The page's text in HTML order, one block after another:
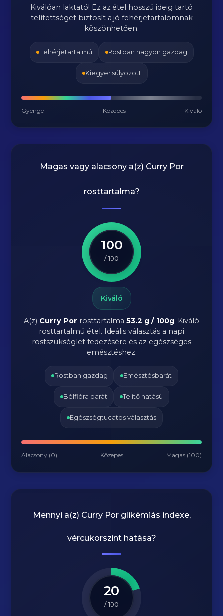
Kiválóan laktató! Ez az étel hosszú ideig tartó
telítettséget biztosít a jó fehérjetartalomnak
köszönhetően.
Fehérjetartalmú Rostban nagyon gazdag
Kiegyensúlyozott
Gyenge Közepes Kiváló
Magas vagy alacsony a(z) Curry Por
rosttartalma?
100
/ 100
Kiváló
A(z) Curry Por rosttartalma 53.2 g / 100g. Kiváló
rosttartalmú étel. Ideális választás a napi
rostszükséglet fedezésére és az egészséges
emésztéshez.
Rostban gazdag Emésztésbarát
Bélflóra barát Telítő hatású
Egészségtudatos választás
Alacsony (0) Közepes Magas (100)
Mennyi a(z) Curry Porglikémiás indexe,
vércukorszint hatása?
20
/ 100